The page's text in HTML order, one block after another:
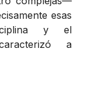
esas
y el
a